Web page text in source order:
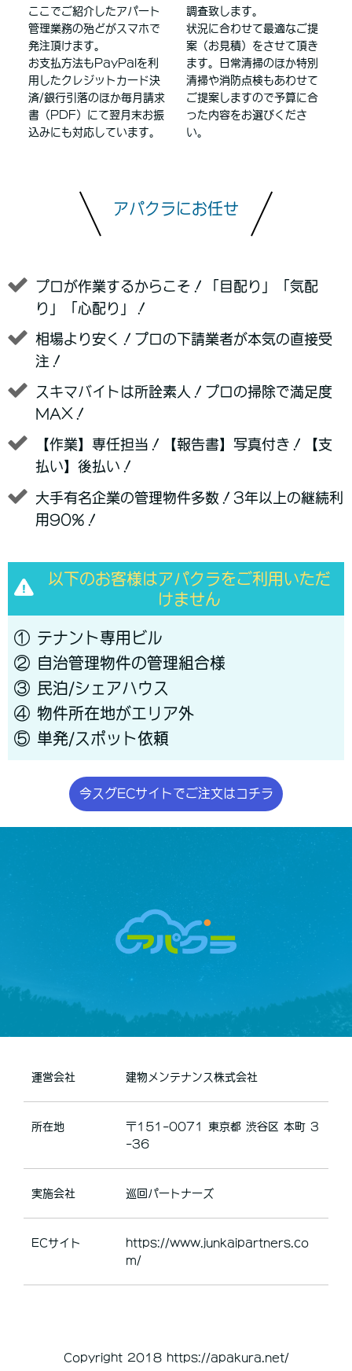
ここでご紹介したアパート
管理業務の殆どがスマホで
発注頂けます。
お支払方法もPayPalを利
用したクレジットカード決
済/銀行引落のほか毎月請求
書（PDF）にて翌月末お振
込みにも対応しています。
調査致します。
状況に合わせて最適なご提
案（お見積）をさせて頂き
ます。日常清掃のほか特別
清掃や消防点検もあわせて
ご提案しますので予算に合
った内容をお選びくださ
い。
アパクラにお任せ
プロが作業するからこそ！「目配り」「気配
り」「心配り」！
相場より安く！プロの下請業者が本気の直接受
注！
スキマバイトは所詮素人！プロの掃除で満足度
MAX！
【作業】専任担当！【報告書】写真付き！【支
払い】後払い！
大手有名企業の管理物件多数！3年以上の継続利
用90%！
以下のお客様はアパクラをご利用いただ
けません
① テナント専用ビル
② 自治管理物件の管理組合様
③ 民泊/シェアハウス
④ 物件所在地がエリア外
⑤ 単発/スポット依頼
今スグECサイトでご注文はコチラ
運営会社 建物メンテナンス株式会社
所在地
〒151-0071 東京都 渋谷区 本町 3
-36
実施会社 巡回パートナーズ
ECサイト
https://www.junkaipartners.co
m/
Copyright 2018 https://apakura.net/